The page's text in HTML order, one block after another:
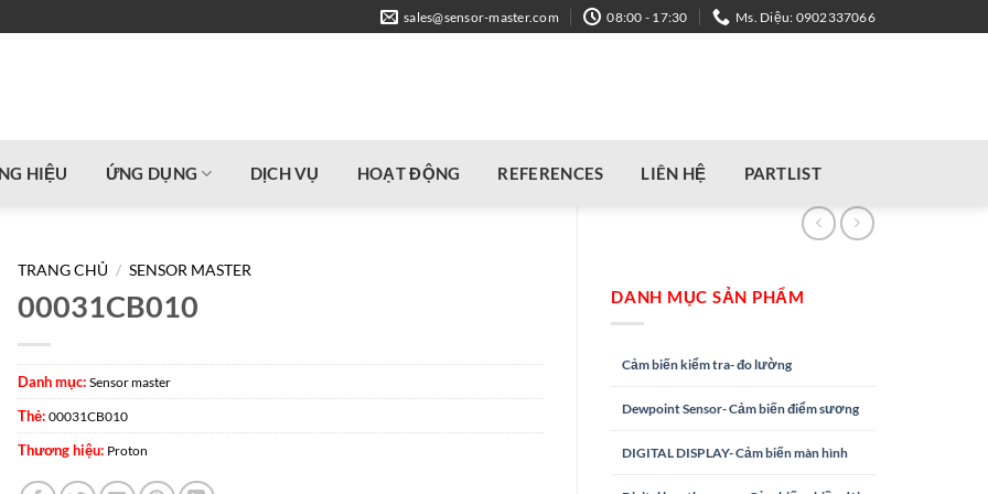
sales@sensor-master.com 08:00 - 17:30 Ms. Diệu: 0902337066
HIỆU ỨNG DỤNG DỊCH VỤ HOẠT ĐỘNG REFERENCES LIÊN HỆ PARTLIST
DANH MỤC SẢN PHẨM
Cảm biến kiểm tra- đo lường
Dewpoint Sensor- Cảm biến điểm sương
DIGITAL DISPLAY- Cảm biến màn hình
TRANG CHỦ / SENSOR MASTER
00031CB010
Danh mục:Sensor master
Thẻ:00031CB010
Thương hiệu: Proton